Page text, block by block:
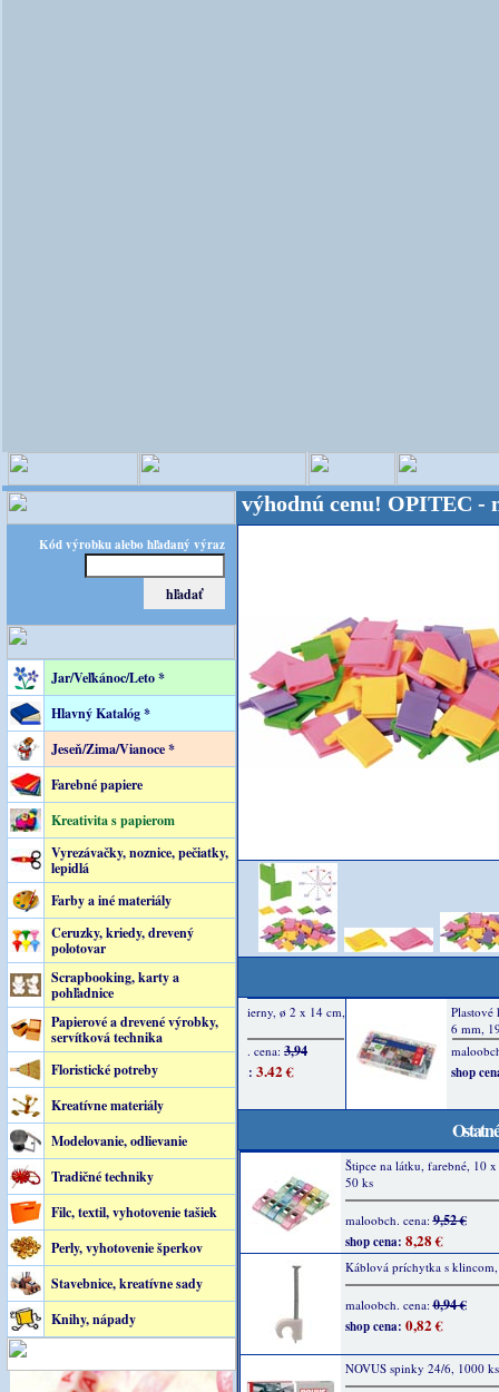
Kód výrobku alebo hľadaný výraz
Jar/Veľkánoc/Leto *
Hlavný Katalóg *
Jeseň/Zima/Vianoce *
Farebné papiere
Kreativita s papierom
Vyrezávačky, noznice, pečiatky,
lepidlá
Farby a iné materiály
Ceruzky, kriedy, drevený
polotovar
Scrapbooking, karty a
pohľadnice
Papierové a drevené výrobky,
servítková technika
Floristické potreby
Kreatívne materiály
Modelovanie, odlievanie
Tradičné techniky
Filc, textil, vyhotovenie tašiek
Perly, vyhotovenie šperkov
Stavebnice, kreatívne sady
Knihy, nápady
- Kvalita za výhodnú cenu! OPITEC - majster
Štipce na látku, farebné, 10
50 ks
maloobch. cena:9,52 €
shop cena: 8,28 €
Káblová príchytka s
maloobch. cena:0,94 €
shop cena: 0,82 €
NOVUS spinky 24/6, 1000 ks